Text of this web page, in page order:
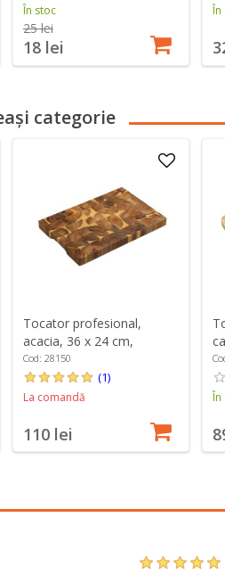
În stoc
25 lei
18 lei
În
categorie
Tocator profesional,
acacia, 36 x 24 cm,
grosime 3 cm - Kesper
Cod: 28150
(1)
La comandă
110 lei
În